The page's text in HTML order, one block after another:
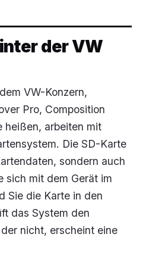
der VW
VW-Konzern,
Pro, Composition
heißen, arbeiten mit
Die SD-Karte
sondern auch
sich mit dem Gerät im
Sie die Karte in den
das System den
nicht, erscheint eine